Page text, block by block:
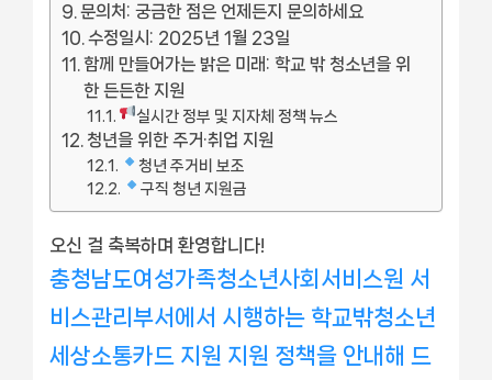
문의처: 궁금한 점은 언제든지 문의하세요
수정일시: 2025년 1월 23일
함께 만들어가는 밝은 미래: 학교 밖 청소년을 위
한 든든한 지원
실시간 정부 및 지자체 정책 뉴스
청년을 위한 주거·취업 지원
청년 주거비 보조
구직 청년 지원금
오신 걸 축복하며 환영합니다!
충청남도여성가족청소년사회서비스원 서
비스관리부서에서 시행하는 학교밖청소년
세상소통카드 지원 지원 정책을 안내해 드